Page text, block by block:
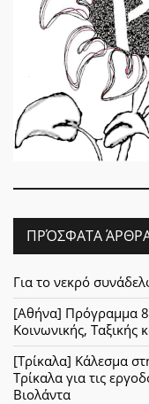
ΠΡΌΣΦΑΤΑ
Για το νεκρό
[Αθήνα] Πρόγραμμα
Κοινωνικής, Ταξικής
[Τρίκαλα] Κάλεσμα
Τρίκαλα για τις
Βιολάντα